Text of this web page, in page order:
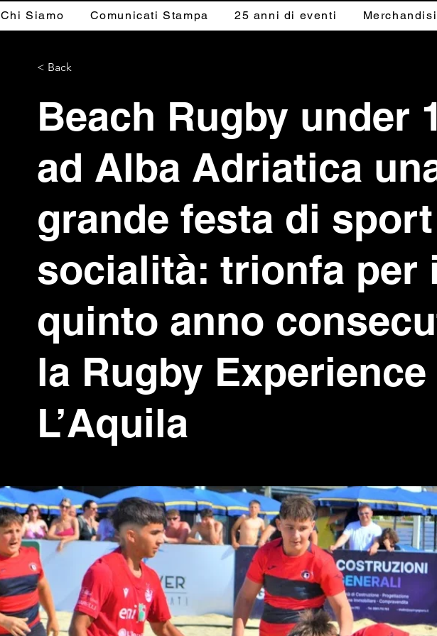
Chi Siamo Comunicati Stampa 25 anni di eventi
< Back
Beach Rugby under
ad Alba Adriatica
grande festa di
socialità: trionfa per
quinto anno
la Rugby Experience
L’Aquila